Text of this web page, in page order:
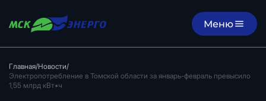
Меню
Главная/Новости/
Электропотребление в Томской области за январь-февраль превысило
1,55 млрд кВт•ч